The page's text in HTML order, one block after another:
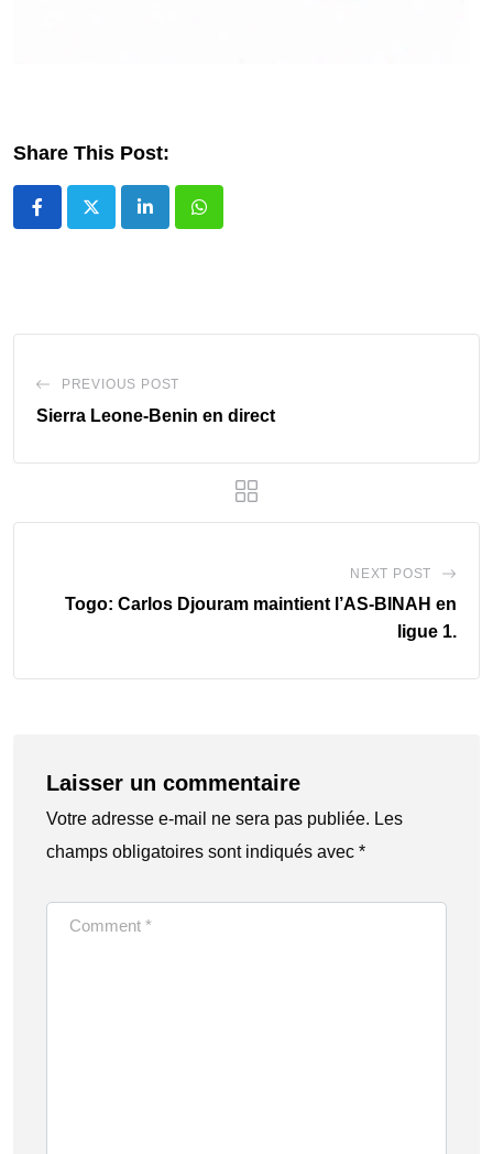
Share This Post:
LinkedIn Whatsapp
PREVIOUS POST
Sierra Leone-Benin en direct
NEXT POST
Togo: Carlos Djouram maintient l’AS-BINAH en
ligue 1.
Laisser un commentaire
Votre adresse e-mail ne sera pas publiée. Les
champs obligatoires sont indiqués avec *